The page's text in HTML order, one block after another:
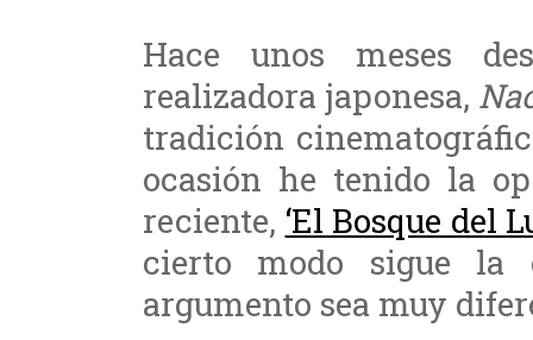
Hace unos meses
realizadora japonesa,
tradición
ocasión he tenido la
reciente, ‘El Bosque del
cierto modo sigue la
argumento sea muy